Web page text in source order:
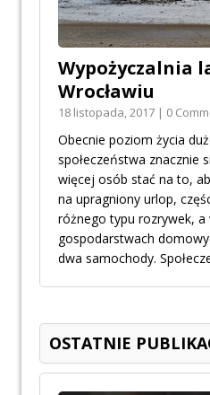
Wypożyczalnia
Wrocławiu
18 listopada, 2017 | 0
Obecnie poziom życia
społeczeństwa znacznie
więcej osób stać na to,
na upragniony urlop,
różnego typu rozrywek, a
gospodarstwach
dwa samochody.
OSTATNIE